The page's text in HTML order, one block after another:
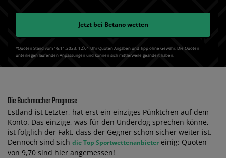
Jetzt bei Betanowetten
*Quoten Stand vom 16.11.2023‚ 12⁚01 Uhr Quoten Angaben und Tipp ohne Gewähr. Die Quoten
unterliegen laufenden Anpassungen und können sich mittlerweile geändert haben.
Die Buchmacher Prognose
Estland ist Letzter, hat erst ein einziges Pünktchen auf dem
Konto. Das einzige, was für den Underdog sprechen könne,
ist folglich der Fakt, dass der Gegner schon sicher weiter ist.
Dennoch sind sich die Top Sportwettenanbieter einig: Quoten
von 9,70 sind hier angemessen!